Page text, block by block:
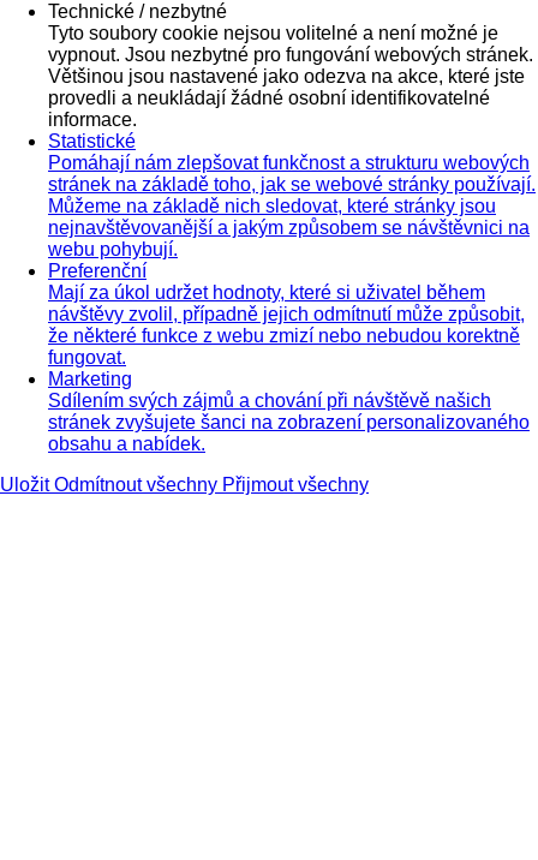
Technické / nezbytné
Tyto soubory cookie nejsou volitelné a není možné je
vypnout. Jsou nezbytné pro fungování webových stránek.
Většinou jsou nastavené jako odezva na akce, které jste
provedli a neukládají žádné osobní identifikovatelné
informace.
Statistické
Pomáhají nám zlepšovat funkčnost a strukturu webových
stránek na základě toho, jak se webové stránky používají.
Můžeme na základě nich sledovat, které stránky jsou
nejnavštěvovanější a jakým způsobem se návštěvnici na
webu pohybují.
Preferenční
Mají za úkol udržet hodnoty, které si uživatel během
návštěvy zvolil, případně jejich odmítnutí může způsobit,
že některé funkce z webu zmizí nebo nebudou korektně
fungovat.
Marketing
Sdílením svých zájmů a chování při návštěvě našich
stránek zvyšujete šanci na zobrazení personalizovaného
obsahu a nabídek.
UložitOdmítnout všechny Přijmout všechny